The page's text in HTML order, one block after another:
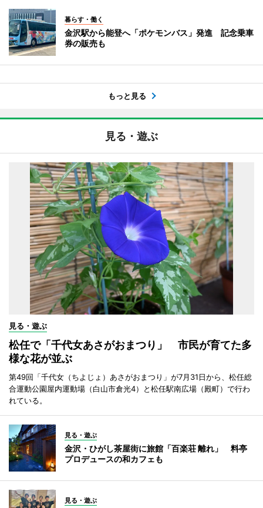
暮らす・働く
金沢駅から能登へ「ポケモンバス」発進 記念乗車
券の販売も
もっと見る
見る・遊ぶ
見る・遊ぶ
松任で「千代女あさがおまつり」 市民が育てた多
様な花が並ぶ
第49回「千代女（ちよじょ）あさがおまつり」が7月31日から、松任総
合運動公園屋内運動場（白山市倉光4）と松任駅南広場（殿町）で行わ
れている。
見る・遊ぶ
金沢・ひがし茶屋街に旅館「百楽荘 離れ」 料亭
プロデュースの和カフェも
見る・遊ぶ